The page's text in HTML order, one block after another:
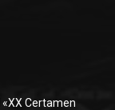
Certamen